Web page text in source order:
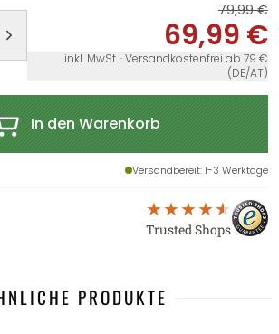
79,99 €
69,99 €
inkl. MwSt. · Versandkostenfrei ab 79 €
(DE/AT)
In den Warenkorb
Versandbereit: 1-3 Werktage
Trusted Shops
PRODUKTE